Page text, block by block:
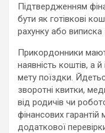
Підтвердженням
бути як готівкові
рахунку або виписка
Прикордонники
наявність коштів, а
мету поїздки.
зворотні квитки,
від родичів чи
фінансових
додаткової